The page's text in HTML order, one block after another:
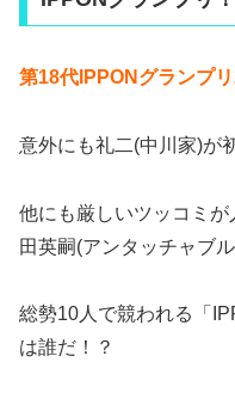
第18代IPPONグランプ
意外にも礼二(中川家)が
他にも厳しいツッコミ
田英嗣(アンタッチャブ
総勢10人で競われる「
は誰だ！？